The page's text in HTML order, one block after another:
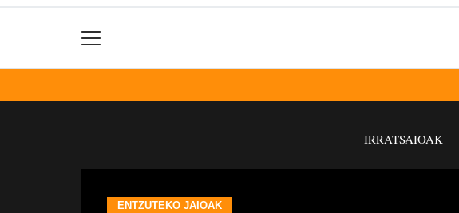
IRRATSAIOAK
ENTZUTEKO JAIOAK